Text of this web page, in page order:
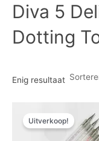
Diva 5
Dotting
Enig resultaat
Uitverkoop!
prijs
was:
€ 10,83.
prijs
is:
€ 5,42.